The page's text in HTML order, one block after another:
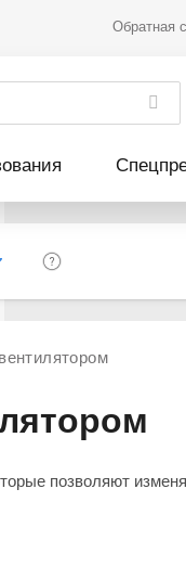
Обратная
позволяют